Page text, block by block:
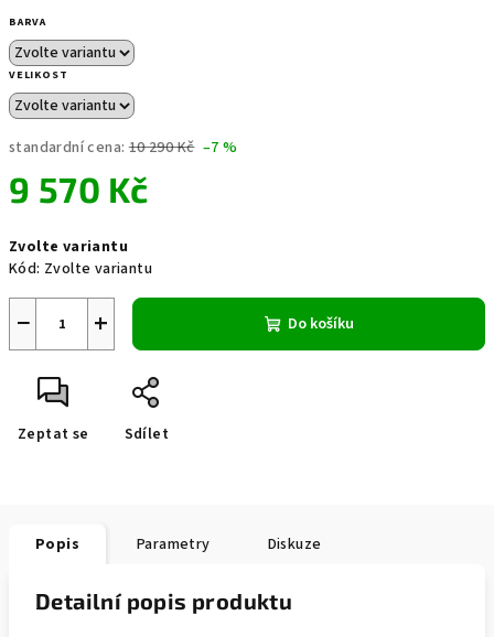
BARVA
VELIKOST
standardní cena: 10 290 Kč –7 %
9 570 Kč
cena:
Zvolte variantu
Kód: Zvolte variantu
+
− Do košíku
Zeptat se Sdílet
Popis Parametry Diskuze
Detailní popis produktu